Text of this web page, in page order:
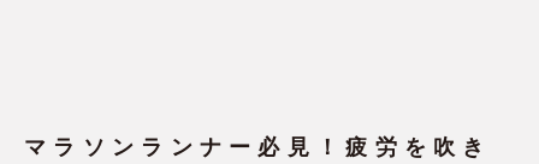
マラソンランナー必見！疲労を吹き